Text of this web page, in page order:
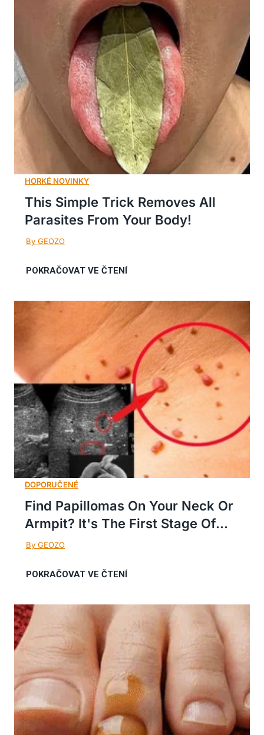
This Simple Trick Removes All
Parasites From Your Body!
Find Papillomas On Your Neck Or
Armpit? It's The First Stage Of...